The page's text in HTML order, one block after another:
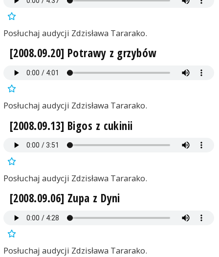
Posłuchaj audycji Zdzisława Tararako.
[2008.09.20] Potrawy z grzybów
Posłuchaj audycji Zdzisława Tararako.
[2008.09.13] Bigos z cukinii
Posłuchaj audycji Zdzisława Tararako.
[2008.09.06] Zupa z Dyni
Posłuchaj audycji Zdzisława Tararako.